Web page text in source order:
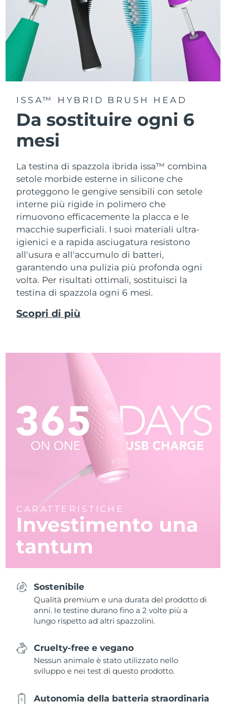
ISSA™ HYBRID BRUSH HEAD
Da sostituire ogni 6
mesi
La testina di spazzola ibrida issa™ combina
setole morbide esterne in silicone che
proteggono le gengive sensibili con setole
interne più rigide in polimero che
rimuovono efficacemente la placca e le
macchie superficiali. I suoi materiali ultra-
igienici e a rapida asciugatura resistono
all'usura e all'accumulo di batteri,
garantendo una pulizia più profonda ogni
volta. Per risultati ottimali, sostituisci la
testina di spazzola ogni 6 mesi.
Scopri di più
CARATTERISTICHE
Investimento una
tantum
Sostenibile
Qualità premium e una durata del prodotto di
anni. Ie testine durano fino a 2 volte più a
lungo rispetto ad altri spazzolini.
Cruelty-free e vegano
Nessun animale è stato utilizzato nello
sviluppo e nei test di questo prodotto.
Autonomia della batteria straordinaria